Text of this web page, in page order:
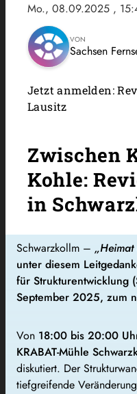
Mo., 08.09.2025 ,
VON
Sachsen
Jetzt anmelden:
Lausitz
Zwischen
Kohle:
in
Schwarzkollm –
unter diesem
für Strukturentwicklung
September 2025, zum
Von 18:00 bis 20:00
KRABAT-Mühle
diskutiert. Der
tiefgreifende